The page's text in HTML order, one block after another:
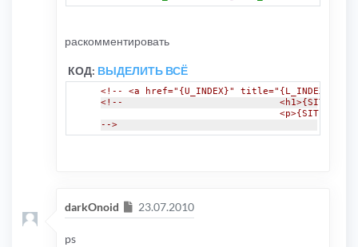
раскомментировать
КОД: ВЫДЕЛИТЬ ВСЁ
<!-- <a href="{U_INDEX}" title="{L_INDEX}"
<!--
-->
darkOnoid Сообщение
23.07.2010
ps